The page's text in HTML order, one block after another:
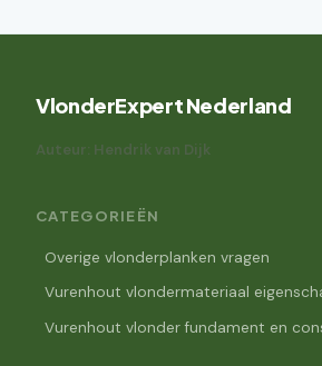
VlonderExpert Nederland
Auteur: Hendrik van Dijk
CATEGORIEËN
Overige vlonderplanken vragen
Vurenhout vlondermateriaal
Vurenhout vlonder fundament en